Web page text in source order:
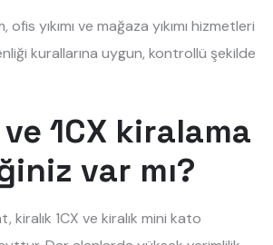
ofis yıkımı ve mağaza yıkımı hizmetleri
kurallarına uygun, kontrollü şekilde
1CX kiralama
var mı?
kiralık 1CX ve kiralık mini kato